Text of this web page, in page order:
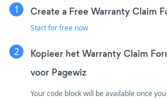
Create a Free Warranty Claim
Start for free now
Kopieer het Warranty Claim
voor Pagewiz
Your code block will be available once